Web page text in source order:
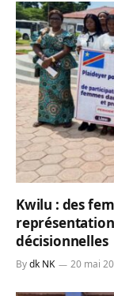
Kwilu : des
décisionnelles
Bydk NK 20 mai